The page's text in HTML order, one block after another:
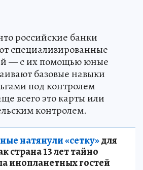
российские банки
специализированные
— с их помощью юные
базовые навыки
под контролем
всего это карты или
контролем.
натянули «сетку»для
страна 13 лет тайно
инопланетных гостей